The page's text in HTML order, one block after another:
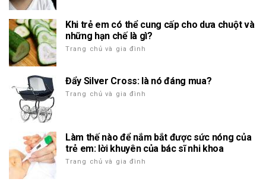
Khi trẻ em có thể cung cấp cho dưa chuột và
những hạn chế là gì?
Trang chủ và gia đình
Đẩy Silver Cross: là nó đáng mua?
Trang chủ và gia đình
Làm thế nào để nắm bắt được sức nóng của
trẻ em: lời khuyên của bác sĩ nhi khoa
Trang chủ và gia đình